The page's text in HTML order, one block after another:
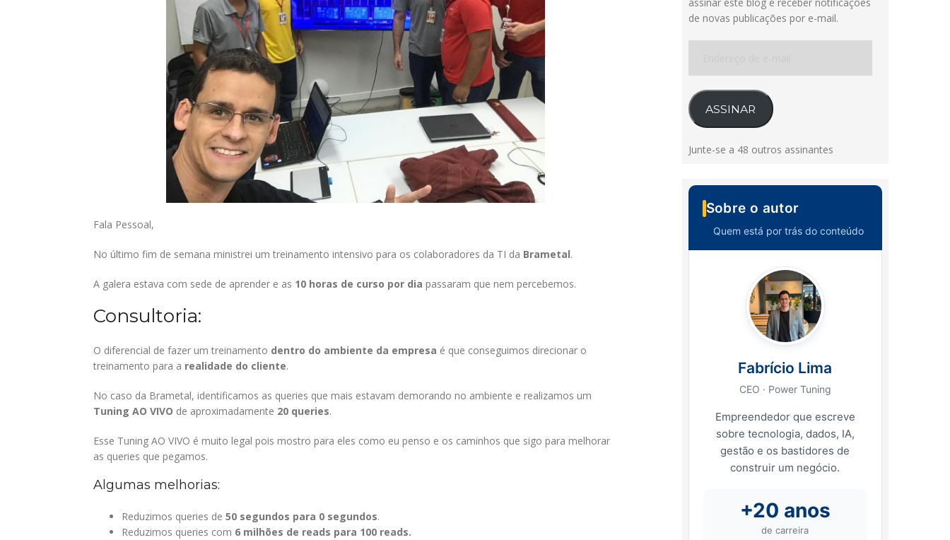
Fala Pessoal,
No último fim de semana ministrei um treinamento intensivo para os colaboradores da TI da Brametal.
A galera estava com sede de aprender e as 10 horas de curso por dia passaram que nem percebemos.
Consultoria:
O diferencial de fazer um treinamento dentro do ambiente da empresa é que conseguimos direcionar o
treinamento para a realidade do cliente.
No caso da Brametal, identificamos as queries que mais estavam demorando no ambiente e realizamos um
Tuning AO VIVO de aproximadamente 20 queries.
Esse Tuning AO VIVO é muito legal pois mostro para eles como eu penso e os caminhos que sigo para melhorar
as queries que pegamos.
Algumas melhorias:
Reduzimos queries de 50 segundos para 0 segundos.
Reduzimos queries com 6 milhões de reads para 100 reads.
assinar este blog e receber notificações
de novas publicações por e-mail.
e-
mail
ASSINAR
Junte-se a 48 outros assinantes
Sobre o autor
Quem está por trás do conteúdo
Fabrício Lima
CEO · Power Tuning
Empreendedor que escreve
sobre tecnologia, dados, IA,
gestão e os bastidores de
construir um negócio.
+20 anos
de carreira